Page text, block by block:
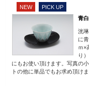
NEW
PICK UP
青
洸
に
ｍ×
り
にもお使い頂けます。写真の
トの他に単品でもお求め頂けま